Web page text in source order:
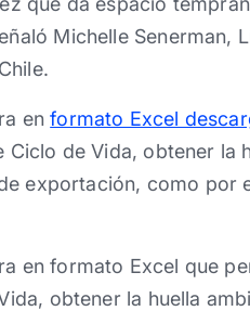
Michelle Senerman,
enformato Excel
de Vida, obtener la
exportación, como por
en formato Excel que
obtener la huella